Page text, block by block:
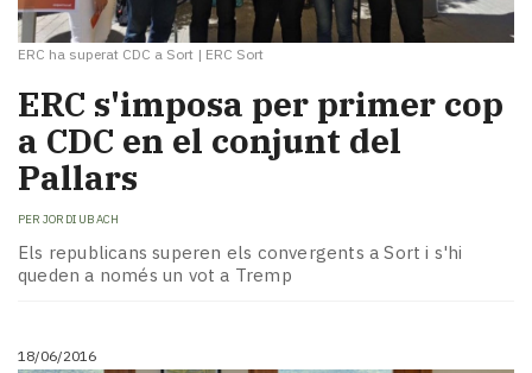
ERC ha superat CDC a Sort | ERC Sort
ERC s'imposa per primer cop
a CDC en el conjunt del
Pallars
PER JORDI UBACH
Els republicans superen els convergents a Sort i s'hi
queden a només un vot a Tremp
18/06/2016